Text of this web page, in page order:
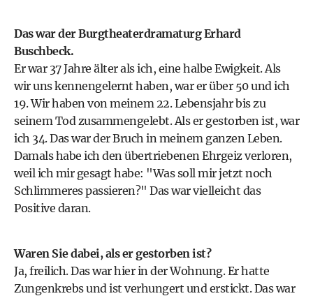
Das war der Burgtheaterdramaturg Erhard
Buschbeck.
Er war 37 Jahre älter als ich, eine halbe Ewigkeit. Als
wir uns kennengelernt haben, war er über 50 und ich
19. Wir haben von meinem 22. Lebensjahr bis zu
seinem Tod zusammengelebt. Als er gestorben ist, war
ich 34. Das war der Bruch in meinem ganzen Leben.
Damals habe ich den übertriebenen Ehrgeiz verloren,
weil ich mir gesagt habe: "Was soll mir jetzt noch
Schlimmeres passieren?" Das war vielleicht das
Positive daran.
Waren Sie dabei, als er gestorben ist?
Ja, freilich. Das war hier in der Wohnung. Er hatte
Zungenkrebs und ist verhungert und erstickt. Das war